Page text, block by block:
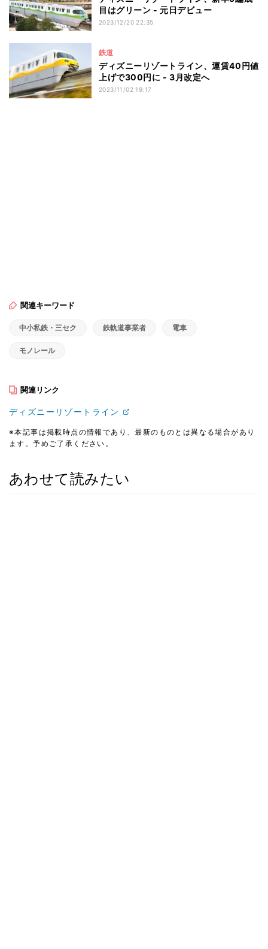
目はグリーン - 元日デビュー
2023/12/20 22:35
鉄道
ディズニーリゾートライン、運賃40円値
上げで300円に - 3月改定へ
2023/11/02 19:17
関連キーワード
中小私鉄・三セク 鉄軌道事業者 電車
モノレール
関連リンク
ディズニーリゾートライン
※本記事は掲載時点の情報であり、最新のものとは異なる場合があり
ます。予めご了承ください。
あわせて読みたい